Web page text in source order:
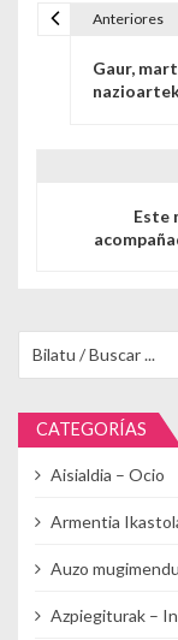
Anteriores
Gaur,
Este
CATEGORÍAS
Aisialdia – Ocio
Armentia
Auzo
Azpiegiturak –